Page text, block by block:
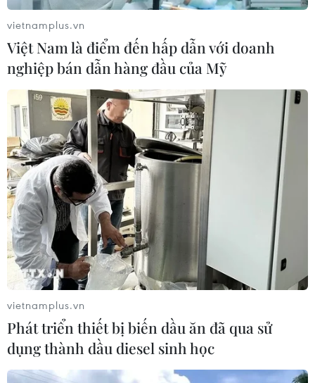
16 sân vận động tổ chức
vòng chung kết World Cup 2026
09/06/2026 23:19
World Cup 2026 đánh dấu một cột mốc lịch sử của
bóng đá thế giới khi lần đầu tiên giải đấu có 48 đội
tuyển tham dự và được tổ chức tại 3 quốc gia: Mỹ,
Canada và Mexico.
vietnamplus.vn
Việt Nam là điểm đến hấp dẫn với doanh
nghiệp bán dẫn hàng đầu của Mỹ
vietnamplus.vn
Phát triển thiết bị biến dầu ăn đã qua sử
dụng thành dầu diesel sinh học